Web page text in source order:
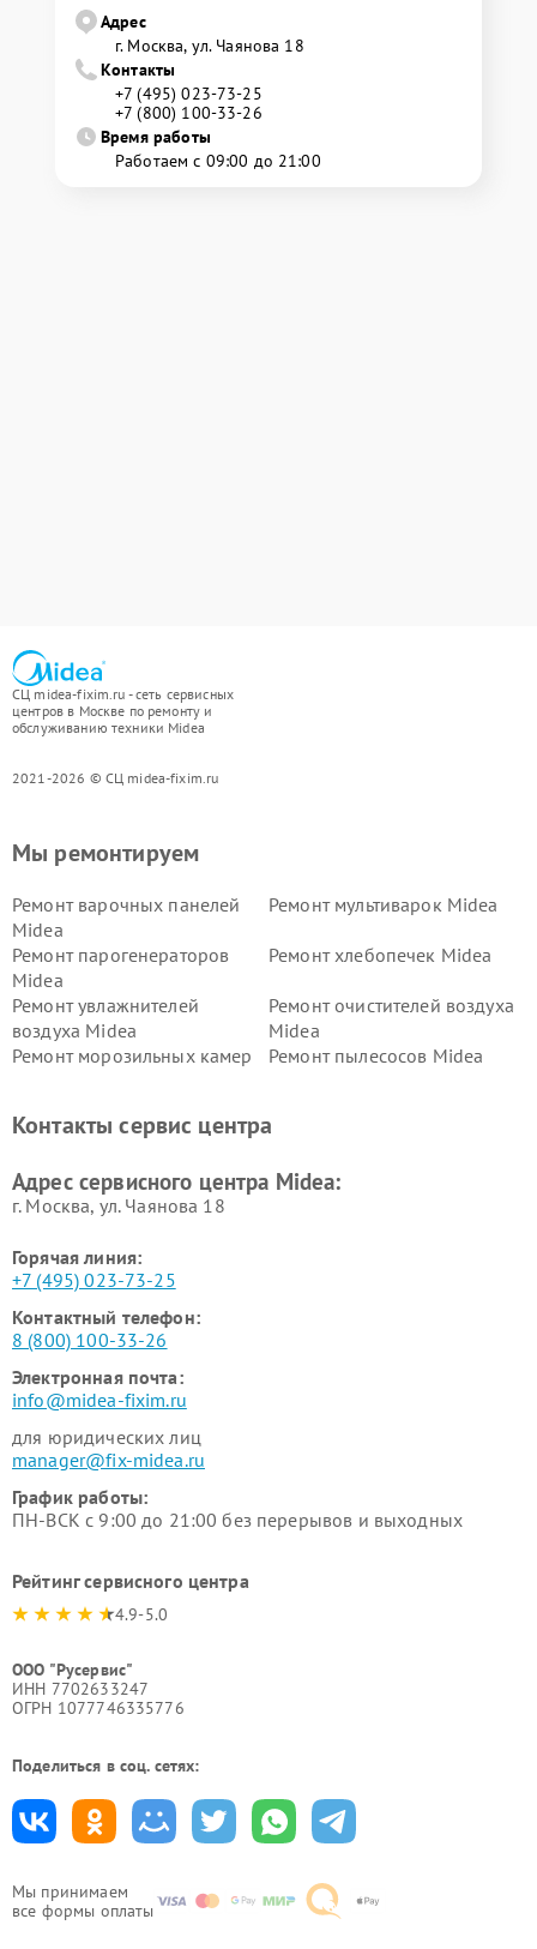
Адрес
г. Москва, ул. Чаянова 18
Контакты
+7 (495) 023-73-25
+7 (800) 100-33-26
Время работы
Работаем с 09:00 до 21:00
СЦ midea-fixim.ru - сеть сервисных
центров в Москве по ремонту и
обслуживанию техники Midea
2021-2026 © СЦ midea-fixim.ru
Мы принимаем
все формы оплаты
Мы ремонтируем
Ремонт варочных панелей
Midea
Ремонт мультиварок Midea
Ремонт парогенераторов
Midea
Ремонт хлебопечек Midea
Ремонт увлажнителей
воздуха Midea
Ремонт очистителей воздуха
Midea
Ремонт морозильных камер
Ремонт пылесосов Midea
пылесосов Midea
Midea
Контакты сервис центра
Адрес сервисного центра Midea:
г. Москва, ул. Чаянова 18
Горячая линия:
+7 (495) 023-73-25
Контактный телефон:
8 (800) 100-33-26
Электронная почта:
info@midea-fixim.ru
для юридических лиц
manager@fix-midea.ru
График работы:
ПН-ВСК с 9:00 до 21:00 без перерывов и выходных
Рейтинг сервисного центра
4.9-5.0
ООО "Русервис"
ИНН 7702633247
ОГРН 1077746335776
Поделиться в соц. сетях: